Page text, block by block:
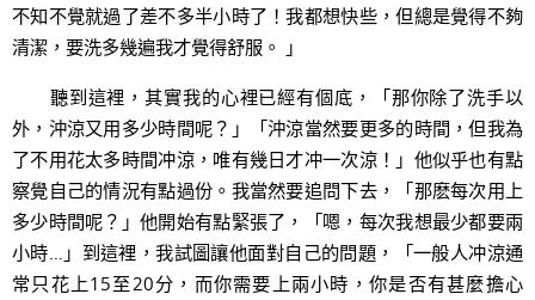
不知不覺就過了差不多半小時了！我都想快些，但總是覺得不夠
清潔，要洗多幾遍我才覺得舒服。 」
聽到這裡，其實我的心裡已經有個底，「那你除了洗手以
外，沖涼又用多少時間呢？」「沖涼當然要更多的時間，但我為
了不用花太多時間冲涼，唯有幾日才冲一次涼！」他似乎也有點
察覺自己的情況有點過份。我當然要追問下去，「那麽每次用上
多少時間呢？」他開始有點緊張了，「嗯，每次我想最少都要兩
小時…」到這裡，我試圖讓他面對自己的問題，「一般人冲涼通
常只花上15至20分，而你需要上兩小時，你是否有甚麼擔心